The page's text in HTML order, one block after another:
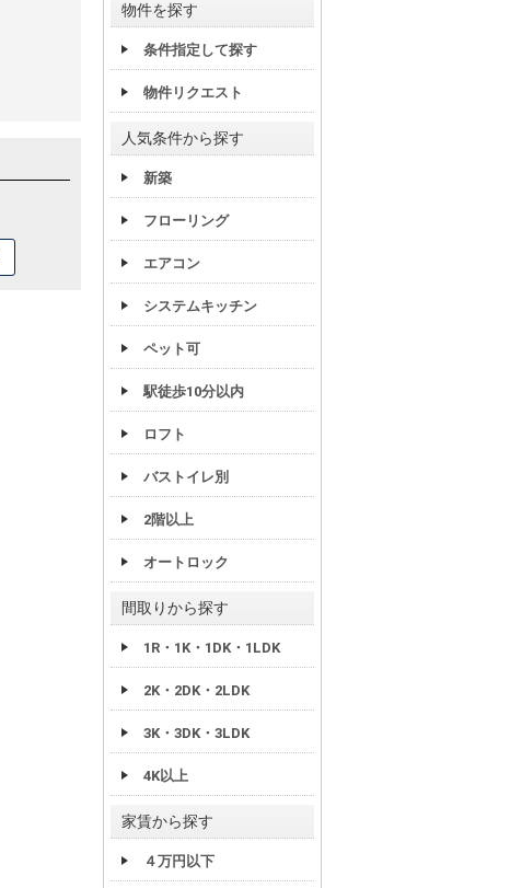
物件を探す
条件指定して探す
物件リクエスト
人気条件から探す
新築
フローリング
エアコン
システムキッチン
ペット可
駅徒歩10分以内
ロフト
バストイレ別
2階以上
オートロック
間取りから探す
1R・1K・1DK・1LDK
2K・2DK・2LDK
3K・3DK・3LDK
4K以上
家賃から探す
４万円以下